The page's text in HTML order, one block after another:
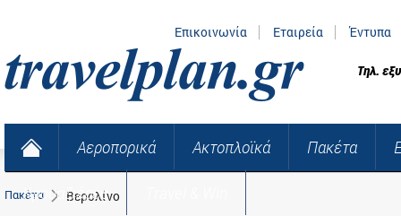
Επικοινωνία Εταιρεία Έντυπα
Τηλ.
Αεροπορικά Ακτοπλοϊκά Πακέτα
Κρουαζιέρες
Πακέτα Βερολίνο